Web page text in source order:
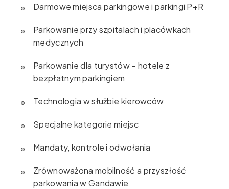
Darmowe miejsca parkingowe i parkingi P+R
Parkowanie przy szpitalach i placówkach
medycznych
Parkowanie dla turystów – hotele z
bezpłatnym parkingiem
Technologia w służbie kierowców
Specjalne kategorie miejsc
Mandaty, kontrole i odwołania
Zrównoważona mobilność a przyszłość
parkowania w Gandawie